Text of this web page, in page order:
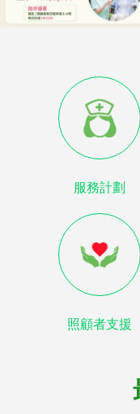
服務計劃
照顧者支援